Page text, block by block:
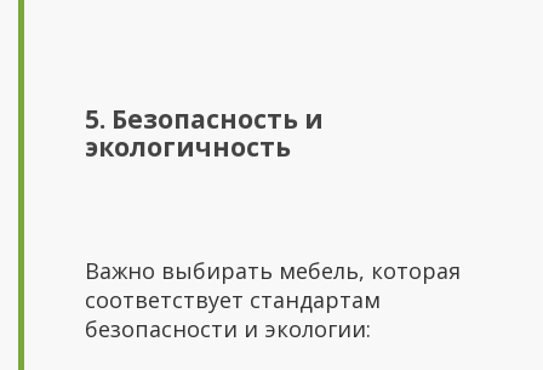
5. Безопасность и
экологичность
Важно выбирать мебель, которая
соответствует стандартам
безопасности и экологии: